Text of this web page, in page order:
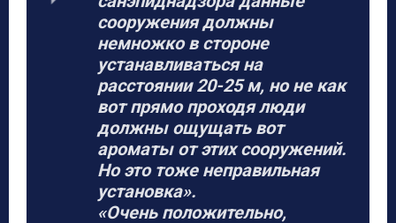
сооружения должны
немножко в стороне
устанавливаться на
расстоянии 20-25 м, но не как
вот прямо проходя люди
должны ощущать вот
ароматы от этих сооружений.
Но это тоже неправильная
установка».
«Очень положительно,